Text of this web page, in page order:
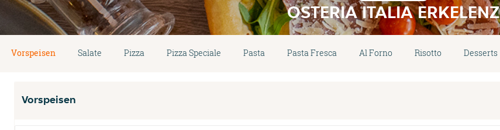
OSTERIA ITALIA ERKELENZ
Vorspeisen Salate Pizza Pizza Speciale Pasta Pasta Fresca Al Forno Risotto Desserts
Vorspeisen